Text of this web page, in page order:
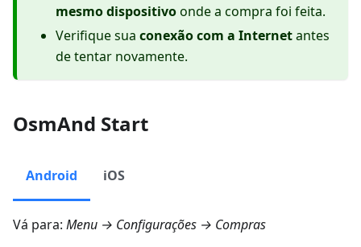
mesmo dispositivoonde a compra foi feita.
Verifique sua conexão com a Internetantes
de tentar novamente.
OsmAnd Start
Android iOS
Vá para: Menu → Configurações → Compras